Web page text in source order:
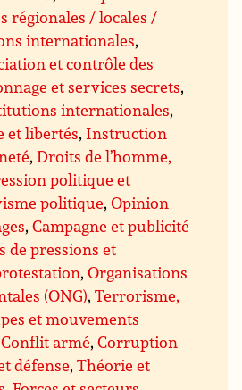
régionales / locales /
internationales,
et contrôle des
et services secrets,
internationales,
et libertés, Instruction
,Droits de l’homme,
politique et
politique,Opinion
,Campagne et publicité
de pressions et
,Organisations
(ONG),Terrorisme,
et mouvements
Conflit armé,Corruption
défense,Théorie et